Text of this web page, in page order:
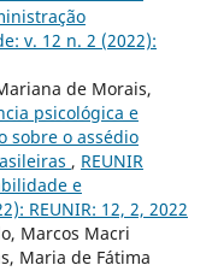
v. 12 n. 2 (2022):
de Morais,
psicológica e
sobre o assédio
, REUNIR
e
REUNIR: 12, 2, 2022
Marcos Macri
Maria de Fátima